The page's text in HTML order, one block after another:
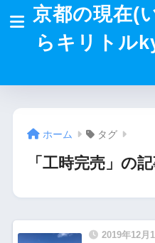
京都の現在(
らキリトル
ホーム タグ
「工時完売」の
2019年12月